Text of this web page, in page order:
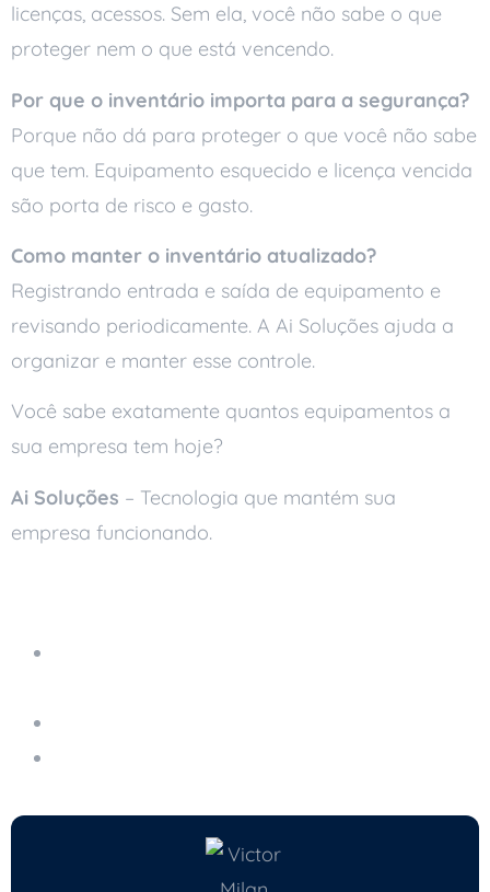
licenças, acessos. Sem ela, você não sabe o que
proteger nem o que está vencendo.
Por que o inventário importa para a segurança?
Porque não dá para proteger o que você não sabe
que tem. Equipamento esquecido e licença vencida
são porta de risco e gasto.
Como manter o inventário atualizado?
Registrando entrada e saída de equipamento e
revisando periodicamente. A Ai Soluções ajuda a
organizar e manter esse controle.
Você sabe exatamente quantos equipamentos a
sua empresa tem hoje?
Ai Soluções – Tecnologia que mantém sua
empresa funcionando.